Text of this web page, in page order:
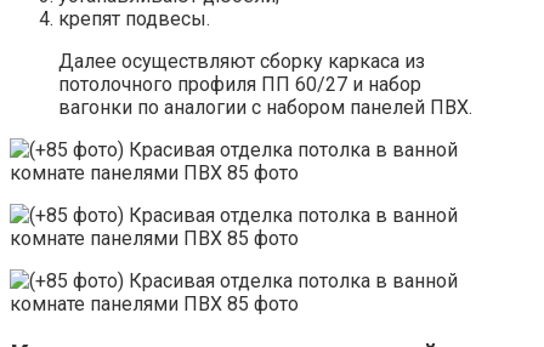
крепят подвесы.
Далее осуществляют сборку каркаса из
потолочного профиля ПП 60/27 и набор
вагонки по аналогии с набором панелей ПВХ.